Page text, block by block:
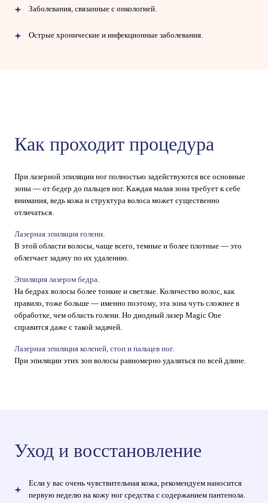
Заболевания, связанные с онкологией.
Острые хронические и инфекционные заболевания.
Как проходит процедура
При лазерной эпиляции ног полностью задействуются все основные
зоны — от бедер до пальцев ног. Каждая малая зона требует к себе
внимания, ведь кожа и структура волоса может существенно
отличаться.
Лазерная эпиляция голени.
В этой области волосы, чаще всего, темные и более плотные — это
облегчает задачу по их удалению.
Эпиляция лазером бедра.
На бедрах волосы более тонкие и светлые. Количество волос, как
правило, тоже больше — именно поэтому, эта зона чуть сложнее в
обработке, чем область голени. Но диодный лазер Magic One
справится даже с такой задачей.
Лазерная эпиляция коленей, стоп и пальцев ног.
При эпиляции этих зон волосы равномерно удаляться по всей длине.
Уход и восстановление
Если у вас очень чувствительная кожа, рекомендуем наносится
первую неделю на кожу ног средства с содержанием пантенола.